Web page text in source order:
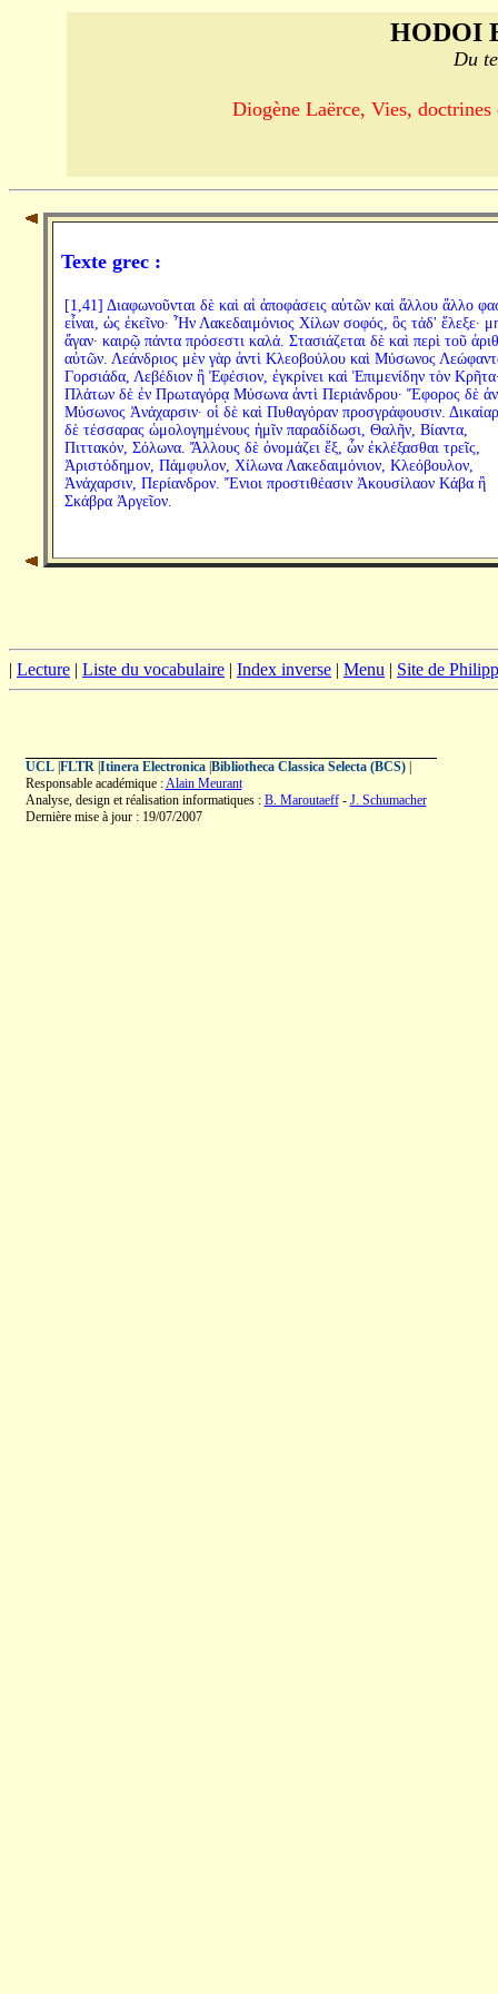
HODOI
Du
Diogène Laërce, Vies,
Texte grec :
[1,41] Διαφωνοῦνται δὲ καὶ αἱ ἀποφάσεις αὐτῶν καὶ ἄλλου ἄλλο
εἶναι, ὡς ἐκεῖνο· Ἦν Λακεδαιμόνιος Χίλων σοφός, ὃς τάδ' ἔλεξε·
ἄγαν· καιρῷ πάντα πρόσεστι καλά. Στασιάζεται δὲ καὶ περὶ τοῦ
αὐτῶν. Λεάνδριος μὲν γὰρ ἀντὶ Κλεοβούλου καὶ Μύσωνος
Γορσιάδα, Λεβέδιον ἢ Ἐφέσιον, ἐγκρίνει καὶ Ἐπιμενίδην τὸν
Πλάτων δὲ ἐν Πρωταγόρᾳ Μύσωνα ἀντὶ Περιάνδρου· Ἔφορος δὲ
Μύσωνος Ἀνάχαρσιν· οἱ δὲ καὶ Πυθαγόραν προσγράφουσιν.
δὲ τέσσαρας ὡμολογημένους ἡμῖν παραδίδωσι, Θαλῆν, Βίαντα,
Πιττακόν, Σόλωνα. Ἄλλους δὲ ὀνομάζει ἕξ, ὧν ἐκλέξασθαι τρεῖς,
Ἀριστόδημον, Πάμφυλον, Χίλωνα Λακεδαιμόνιον, Κλεόβουλον,
Ἀνάχαρσιν, Περίανδρον. Ἔνιοι προστιθέασιν Ἀκουσίλαον Κάβα ἢ
Σκάβρα Ἀργεῖον.
| Lecture | Liste du vocabulaire | Index inverse | Menu | Site de
UCL| FLTR| Itinera Electronica| Bibliotheca Classica Selecta (BCS)|
Responsable académique :Alain Meurant
Analyse, design et réalisation informatiques : B. Maroutaeff- J. Schumacher
Dernière mise à jour : 19/07/2007